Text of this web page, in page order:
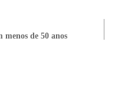
de 50 anos